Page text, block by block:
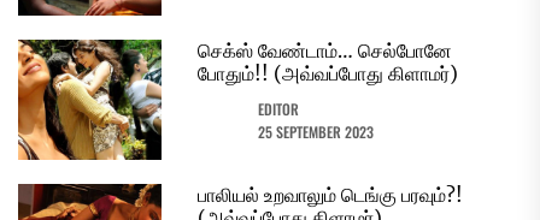
செக்ஸ் வேண்டாம்… செல்போனே
போதும்!! (அவ்வப்போது கிளாமர்)
EDITOR
25 SEPTEMBER 2023
பாலியல் உறவாலும் டெங்கு பரவும்?!